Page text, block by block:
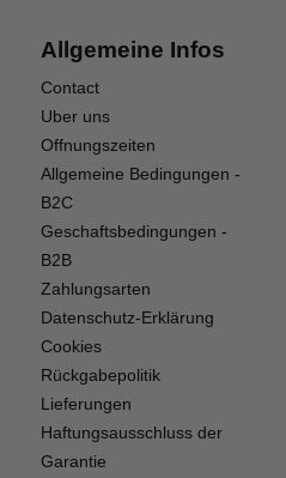
Allgemeine Infos
Contact
Uber uns
Offnungszeiten
Allgemeine Bedingungen -
B2C
Geschaftsbedingungen -
B2B
Zahlungsarten
Datenschutz-Erklärung
Cookies
Rückgabepolitik
Lieferungen
Haftungsausschluss der
Garantie